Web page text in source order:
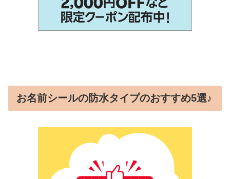
お名前シールの防水タイプのおすすめ5選♪